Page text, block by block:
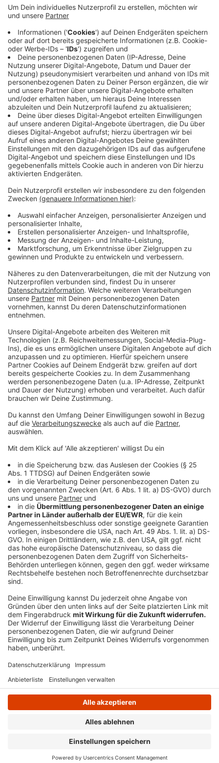
ja auch zusammenpassen.
Anzeige
Agentur fordert Mut zur Ausbildung
Anzeige
Mit der Parole „Mut zur Ausbildung“ fordert die
Agentur für Arbeit im Ennepe-Ruhr-Kreis Betriebe und
Bewerber gleichermaßen auf, sich zu engagieren. Denn
zur Halbzeit im Ausbildungsmarktjahr haben erst 15%
der Schulabgänger einen Vertrag unterschrieben. Das
Hangeln von Lockdown zu Lockdown hat vieles
verlangsamt. Erst war unklar, ob und wie
Schulabschlüsse zustande kommen, dann sind
Unternehmer waren verunsichert. Die Arbeitsagentur
hofft, dass jetzt noch viele Lehrverträge
unterschrieben werden. Denn nach der Krise würde der
Fachkräftemangel voll durchschlagen.
Anzeige
Begehrte Lehrstellen
Die Ennepe-Ruhr-Kreis-TOP 5 der unversorgten
Bewerber:
Kauffrau/mann für Büromanagement
Verkäufer/in
Medizinische/r Fachangestellte/r
Kaufmann/-frau im Einzelhandel
Verwaltungsfachangestellte/r
Stellen:
Kaufmann/-frau im Einzelhandel
Verkäufer/in
Kaufmann/-frau Büromanagement
Kfz-Mechatroniker/in
zahmed. Fachangestellte/r
Anzeige
Anzeige